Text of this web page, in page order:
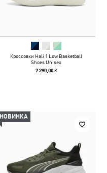
Кроссовки Hali 1 Low Basketball
Shoes Unisex
7 290,00 ₴
НОВИНКА